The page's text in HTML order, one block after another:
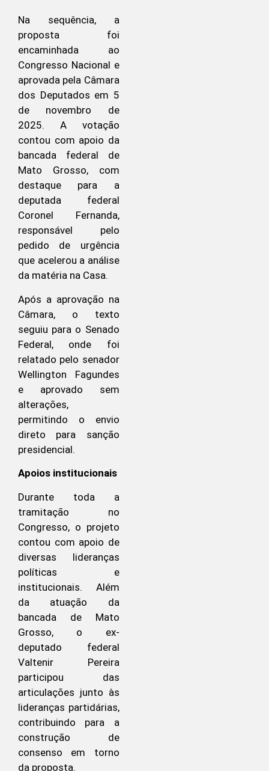
Na sequência, a
proposta foi
encaminhada ao
Congresso Nacional e
aprovada pela Câmara
dos Deputados em 5
de novembro de
2025. A votação
contou com apoio da
bancada federal de
Mato Grosso, com
destaque para a
deputada federal
Coronel Fernanda,
responsável pelo
pedido de urgência
que acelerou a análise
da matéria na Casa.
Após a aprovação na
Câmara, o texto
seguiu para o Senado
Federal, onde foi
relatado pelo senador
Wellington Fagundes
e aprovado sem
alterações,
permitindo o envio
direto para sanção
presidencial.
Apoios institucionais
Durante toda a
tramitação no
Congresso, o projeto
contou com apoio de
diversas lideranças
políticas e
institucionais. Além
da atuação da
bancada de Mato
Grosso, o ex-
deputado federal
Valtenir Pereira
participou das
articulações junto às
lideranças partidárias,
contribuindo para a
construção de
consenso em torno
da proposta.